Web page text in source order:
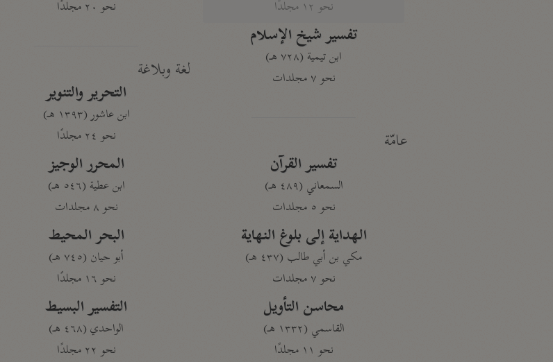
نحو ١٢ مجلدًا
تفسير شيخ الإسلام
ابن تيمية (٧٢٨ هـ)
نحو ٧ مجلدات
عامّة
تفسير القرآن
السمعاني (٤٨٩ هـ)
نحو ٥ مجلدات
الهداية إلى بلوغ النهاية
مكي بن أبي طالب (٤٣٧ هـ)
نحو ٧ مجلدات
محاسن التأويل
القاسمي (١٣٣٢ هـ)
نحو ١١ مجلدًا
نحو ٢٠ مجلدًا
لغة وبلاغة
التحرير والتنوير
ابن عاشور (١٣٩٣ هـ)
نحو ٢٤ مجلدًا
المحرر الوجيز
ابن عطية (٥٤٦ هـ)
نحو ٨ مجلدات
البحر المحيط
أبو حيان (٧٤٥ هـ)
نحو ١٦ مجلدًا
التفسير البسيط
الواحدي (٤٦٨ هـ)
نحو ٢٢ مجلدًا